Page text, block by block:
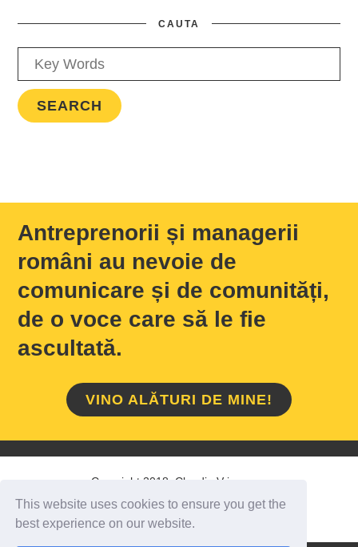
This website uses cookies to ensure you get the
best experience on our website.
CAUTA
Antreprenorii și managerii
români au nevoie de
comunicare și de comunități,
de o voce care să le fie
ascultată.
VINO ALĂTURI DE MINE!
Copyright 2018 Claudiu Vrinceanu
HOME / DESPRE MINE CONTACT